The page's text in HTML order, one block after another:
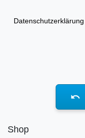
Daten­schutz­erklärung
Shop